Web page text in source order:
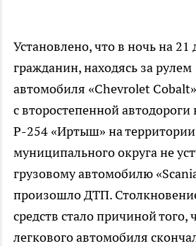
Установлено, что в ночь на 21
гражданин, находясь за рулем
автомобиля «Chevrolet
с второстепенной автодороги
Р-254 «Иртыш» на территории
муниципального округа не
грузовому автомобилю
произошло ДТП.
средств стало причиной того,
легкового автомобиля